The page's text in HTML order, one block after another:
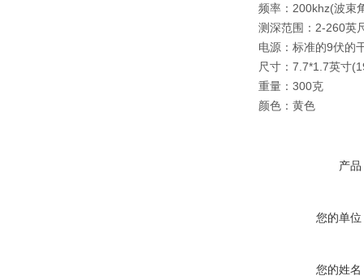
频率：200khz(波束
测深范围：2-260英
电源：标准的9伏的
尺寸：7.7*1.7英寸
重量：300克
颜色：黄色
产品
您的单位
您的姓名